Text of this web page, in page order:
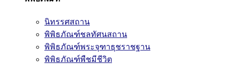
นิทรรศสถาน
พิพิธภัณฑ์ชลทัศนสถาน
พิพิธภัณฑ์พระจุฑาธุชราชฐาน
พิพิธภัณฑ์พืชมีชีวิต